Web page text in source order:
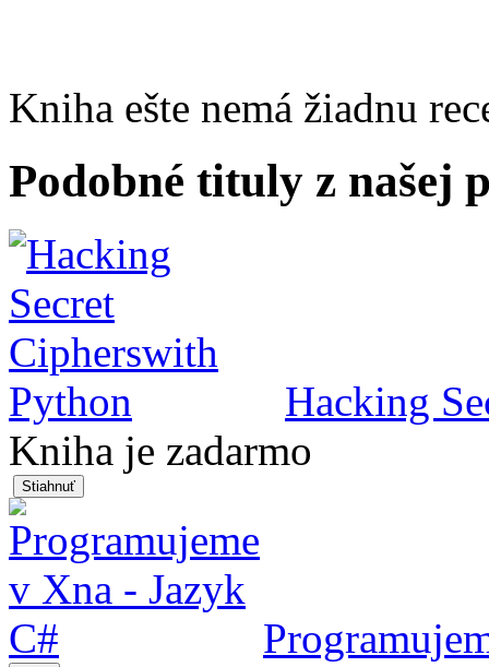
Kniha ešte nemá žiadnu
Podobné tituly z našej
Hacking
Kniha je zadarmo